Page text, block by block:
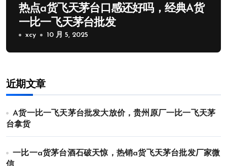
热点a货飞天茅台口感还好吗，经典A货
一比一飞天茅台批发
xcy 10 月 5, 2025
近期文章
A货一比一飞天茅台批发大放价，贵州原厂一比一飞天茅
台拿货
一比一a货茅台酒石破天惊，热销a货飞天茅台批发厂家微
信